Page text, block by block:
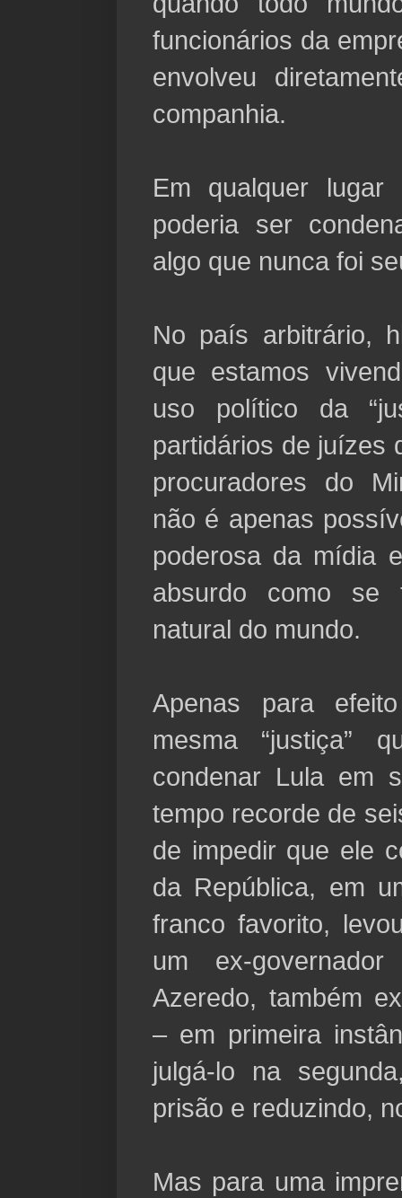
funcionários da
envolveu
companhia.
Em qualquer lugar
poderia ser
algo que nunca foi
No país arbitrário,
que estamos
uso político da
partidários de juízes
procuradores do
não é apenas
poderosa da mídia
absurdo como
natural do mundo.
Apenas para
mesma “justiça”
condenar Lula em
tempo recorde de
de impedir que ele
da República, em
franco favorito,
um ex-
Azeredo, também
– em primeira
julgá-lo na
prisão e reduzindo,
Mas para uma